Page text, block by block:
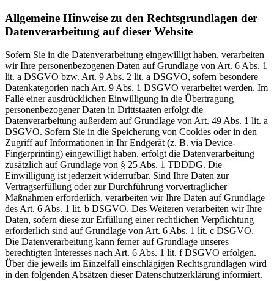
Allgemeine Hinweise zu den Rechtsgrundlagen der
Datenverarbeitung auf dieser Website
Sofern Sie in die Datenverarbeitung eingewilligt haben, verarbeiten
wir Ihre personenbezogenen Daten auf Grundlage von Art. 6 Abs. 1
lit. a DSGVO bzw. Art. 9 Abs. 2 lit. a DSGVO, sofern besondere
Datenkategorien nach Art. 9 Abs. 1 DSGVO verarbeitet werden. Im
Falle einer ausdrücklichen Einwilligung in die Übertragung
personenbezogener Daten in Drittstaaten erfolgt die
Datenverarbeitung außerdem auf Grundlage von Art. 49 Abs. 1 lit. a
DSGVO. Sofern Sie in die Speicherung von Cookies oder in den
Zugriff auf Informationen in Ihr Endgerät (z. B. via Device-
Fingerprinting) eingewilligt haben, erfolgt die Datenverarbeitung
zusätzlich auf Grundlage von § 25 Abs. 1 TDDDG. Die
Einwilligung ist jederzeit widerrufbar. Sind Ihre Daten zur
Vertragserfüllung oder zur Durchführung vorvertraglicher
Maßnahmen erforderlich, verarbeiten wir Ihre Daten auf Grundlage
des Art. 6 Abs. 1 lit. b DSGVO. Des Weiteren verarbeiten wir Ihre
Daten, sofern diese zur Erfüllung einer rechtlichen Verpflichtung
erforderlich sind auf Grundlage von Art. 6 Abs. 1 lit. c DSGVO.
Die Datenverarbeitung kann ferner auf Grundlage unseres
berechtigten Interesses nach Art. 6 Abs. 1 lit. f DSGVO erfolgen.
Über die jeweils im Einzelfall einschlägigen Rechtsgrundlagen wird
in den folgenden Absätzen dieser Datenschutzerklärung informiert.